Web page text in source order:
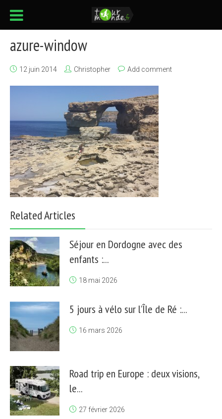
azure-window
12 juin 2014 Christopher Add comment
Related Articles
Séjour en Dordogne avec des
enfants :...
18 mai 2026
5 jours à vélo sur l’Île de Ré :...
16 mars 2026
Road trip en Europe : deux visions,
le...
27 février 2026